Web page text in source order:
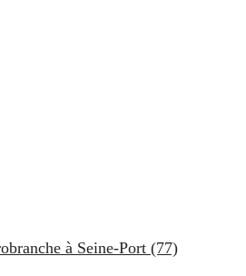
à Seine-Port (77)